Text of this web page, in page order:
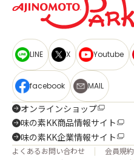
LINE X Youtube
facebook MAIL
オンラインショップ
味の素KK商品情報サイト
味の素KK企業情報サイト
よくあるお問い合わせ
会員規約